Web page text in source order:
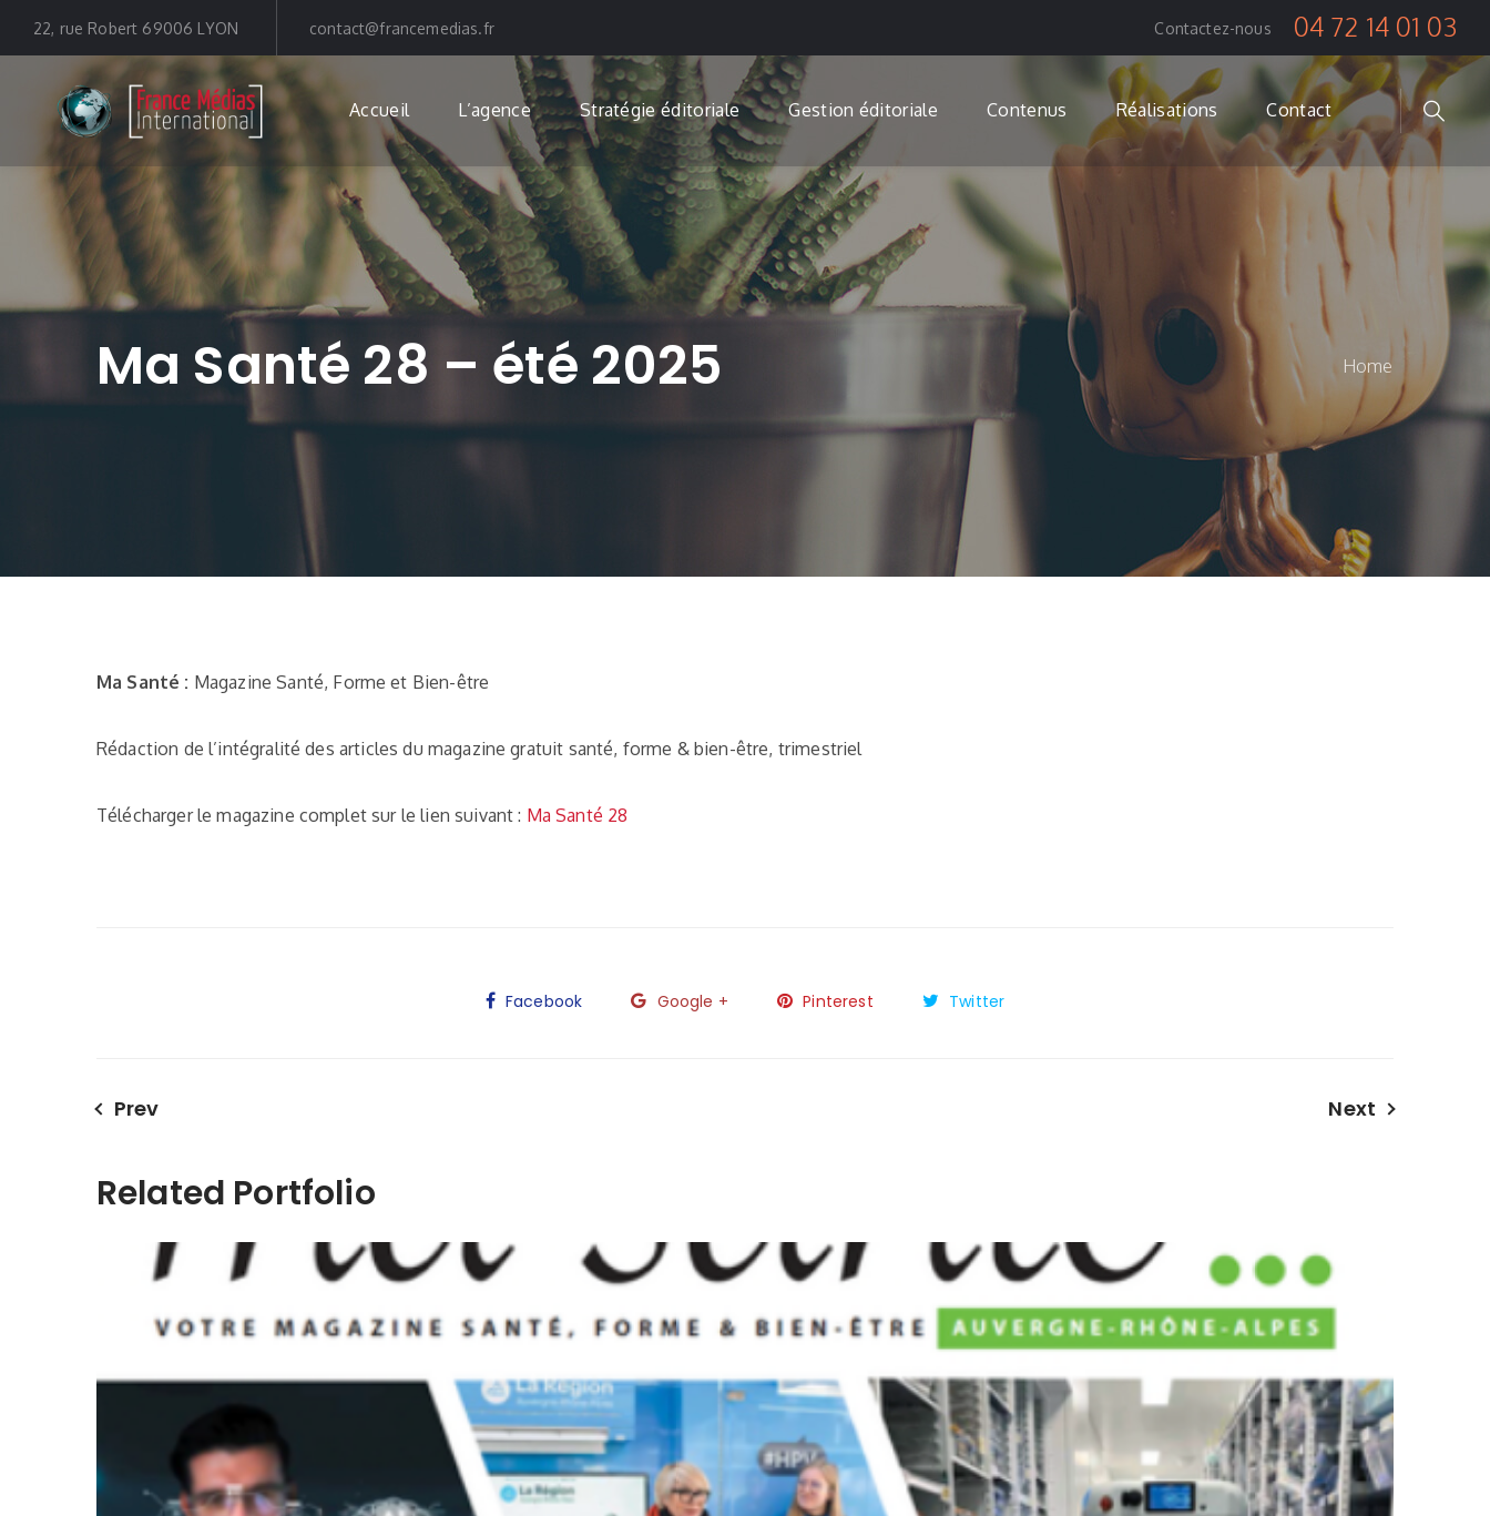
22, rue Robert 69006 LYON contact@francemedias.fr Contactez-nous 04 72 14 01 03
Accueil L’agence Stratégie éditoriale Gestion éditoriale Contenus Réalisations Contact
Ma Santé 28 – été 2025 Home
Ma Santé : Magazine Santé, Forme et Bien-être
Rédaction de l’intégralité des articles du magazine gratuit santé, forme & bien-être, trimestriel
Télécharger le magazine complet sur le lien suivant : Ma Santé 28
Facebook Google + Pinterest Twitter
Prev Next
Related Portfolio